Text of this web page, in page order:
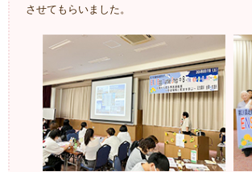
させてもらいました。